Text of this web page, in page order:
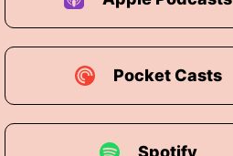
Pocket Casts
Spotify